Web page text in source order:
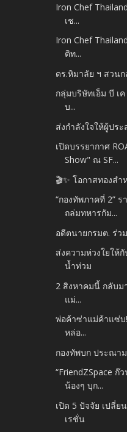
Iron Chef
เช...
Iron Chef
ติท...
ดร.หิมาลัย ฯ สวน
กลุ่มบริษัทเอ็ม บี เ
บ...
ส่งกำลังใจให้ผู้ปร
เปิดบรรยากาศ
Show" ณ SF...
🎬✨ โอกาสทองส
“กองทัพภาคที่ 2”
ถล่มทหารกัม...
อดีตนายกรมต. ร่ว
ส่งความห่วงใยให้
น้ำท่วม
2 สิงหาคมนี้ กลับม
แม่...
พ่อค้าซ่าแม่ค้าแซ่บ
หล่อ...
กองทัพบก ประณา
“FriendZSpace ก๊
น้องๆ บุก...
เปิด 5 ปัจจัย เปลี่ย
เรชั่น